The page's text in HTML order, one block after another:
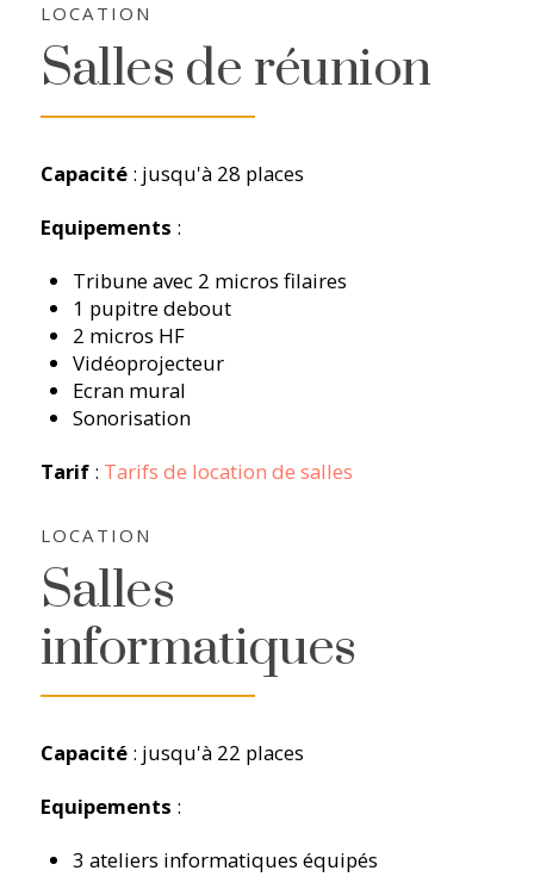
LOCATION
Salles de réunion
Capacité: jusqu'à 28 places
Equipements :
Tribune avec 2 micros filaires
1 pupitre debout
2 micros HF
Vidéoprojecteur
Ecran mural
Sonorisation
Tarif: Tarifs de location de salles
LOCATION
Salles
informatiques
Capacité: jusqu'à 22 places
Equipements :
3 ateliers informatiques équipés